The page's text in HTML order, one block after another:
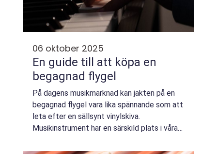
06 oktober 2025
En guide till att köpa en
begagnad flygel
På dagens musikmarknad kan jakten på en
begagnad flygel vara lika spännande som att
leta efter en sällsynt vinylskiva.
Musikinstrument har en särskild plats i våra